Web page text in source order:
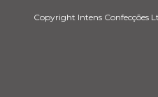
Copyright Intens Confecções